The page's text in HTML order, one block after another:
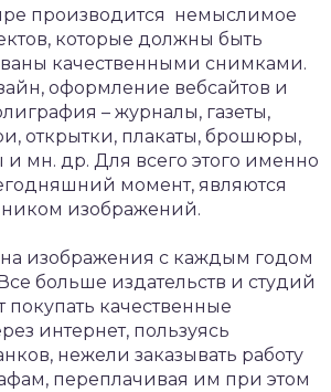
производится немыслимое
которые должны быть
качественными снимками.
оформление вебсайтов и
– журналы, газеты,
открытки, плакаты, брошюры,
и мн. др. Для всего этого именно
момент, являются
изображений.
изображения с каждым годом
больше издательств и студий
качественные
интернет, пользуясь
нежели заказывать работу
переплачивая им при этом